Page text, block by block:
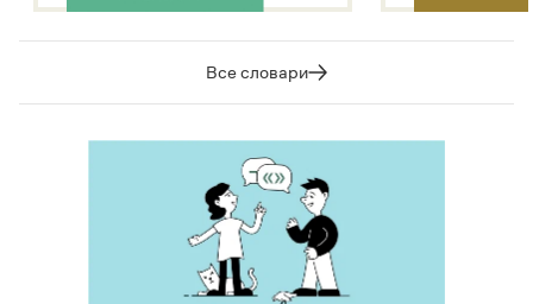
Все словари